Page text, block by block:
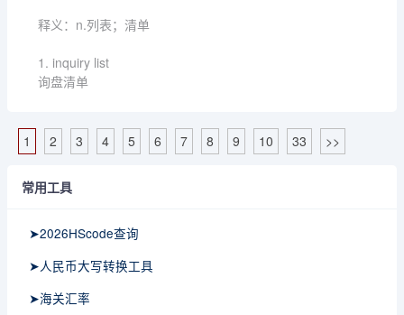
释义：n.列表；清单
1. inquiry list
询盘清单
1 2 3 4 5 6 7 8 9 10 33 >>
常用工具
➤2026HScode查询
➤人民币大写转换工具
➤海关汇率